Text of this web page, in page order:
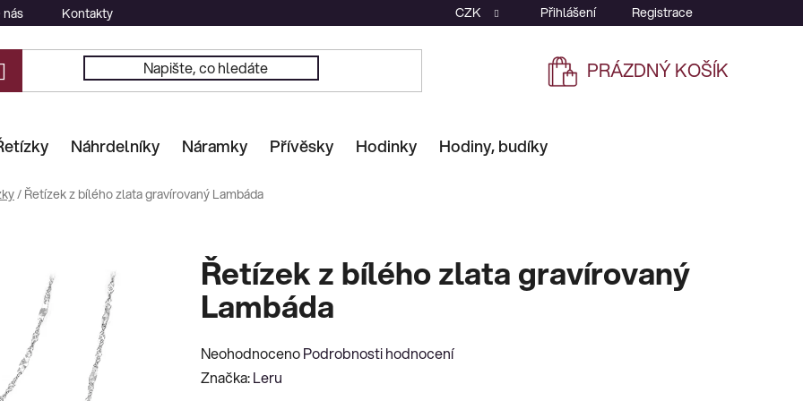
nás Kontakty CZK Přihlášení Registrace
NÁKUPNÍ
PRÁZDNÝ KOŠÍK
Náhrdelníky Náramky Přívěsky Hodinky Hodiny, budíky
/ Řetízek z bílého zlata gravírovaný Lambáda
Řetízek z bílého zlata gravírovaný
Lambáda
Průměrné
hodnocení
NeohodnocenoPodrobnosti hodnocení
Značka:Leru